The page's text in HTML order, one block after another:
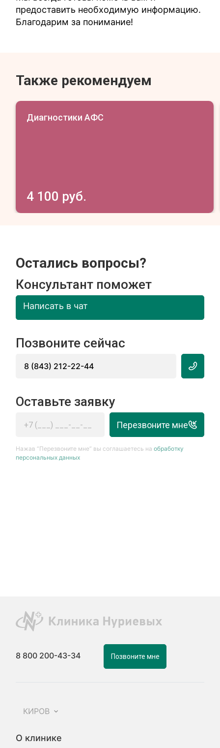
предоставить необходимую информацию.
Благодарим за понимание!
Также рекомендуем
Диагностики АФС
4 100 руб.
Остались вопросы?
Консультант поможет
Написать в чат
Позвоните сейчас
8 (843) 212-22-44
Оставьте заявку
Перезвоните мне
Нажав “Перезвоните мне” вы соглашаетесь наобработку
персональных данных
8 800 200-43-34 Позвоните мне
КИРОВ
О клинике